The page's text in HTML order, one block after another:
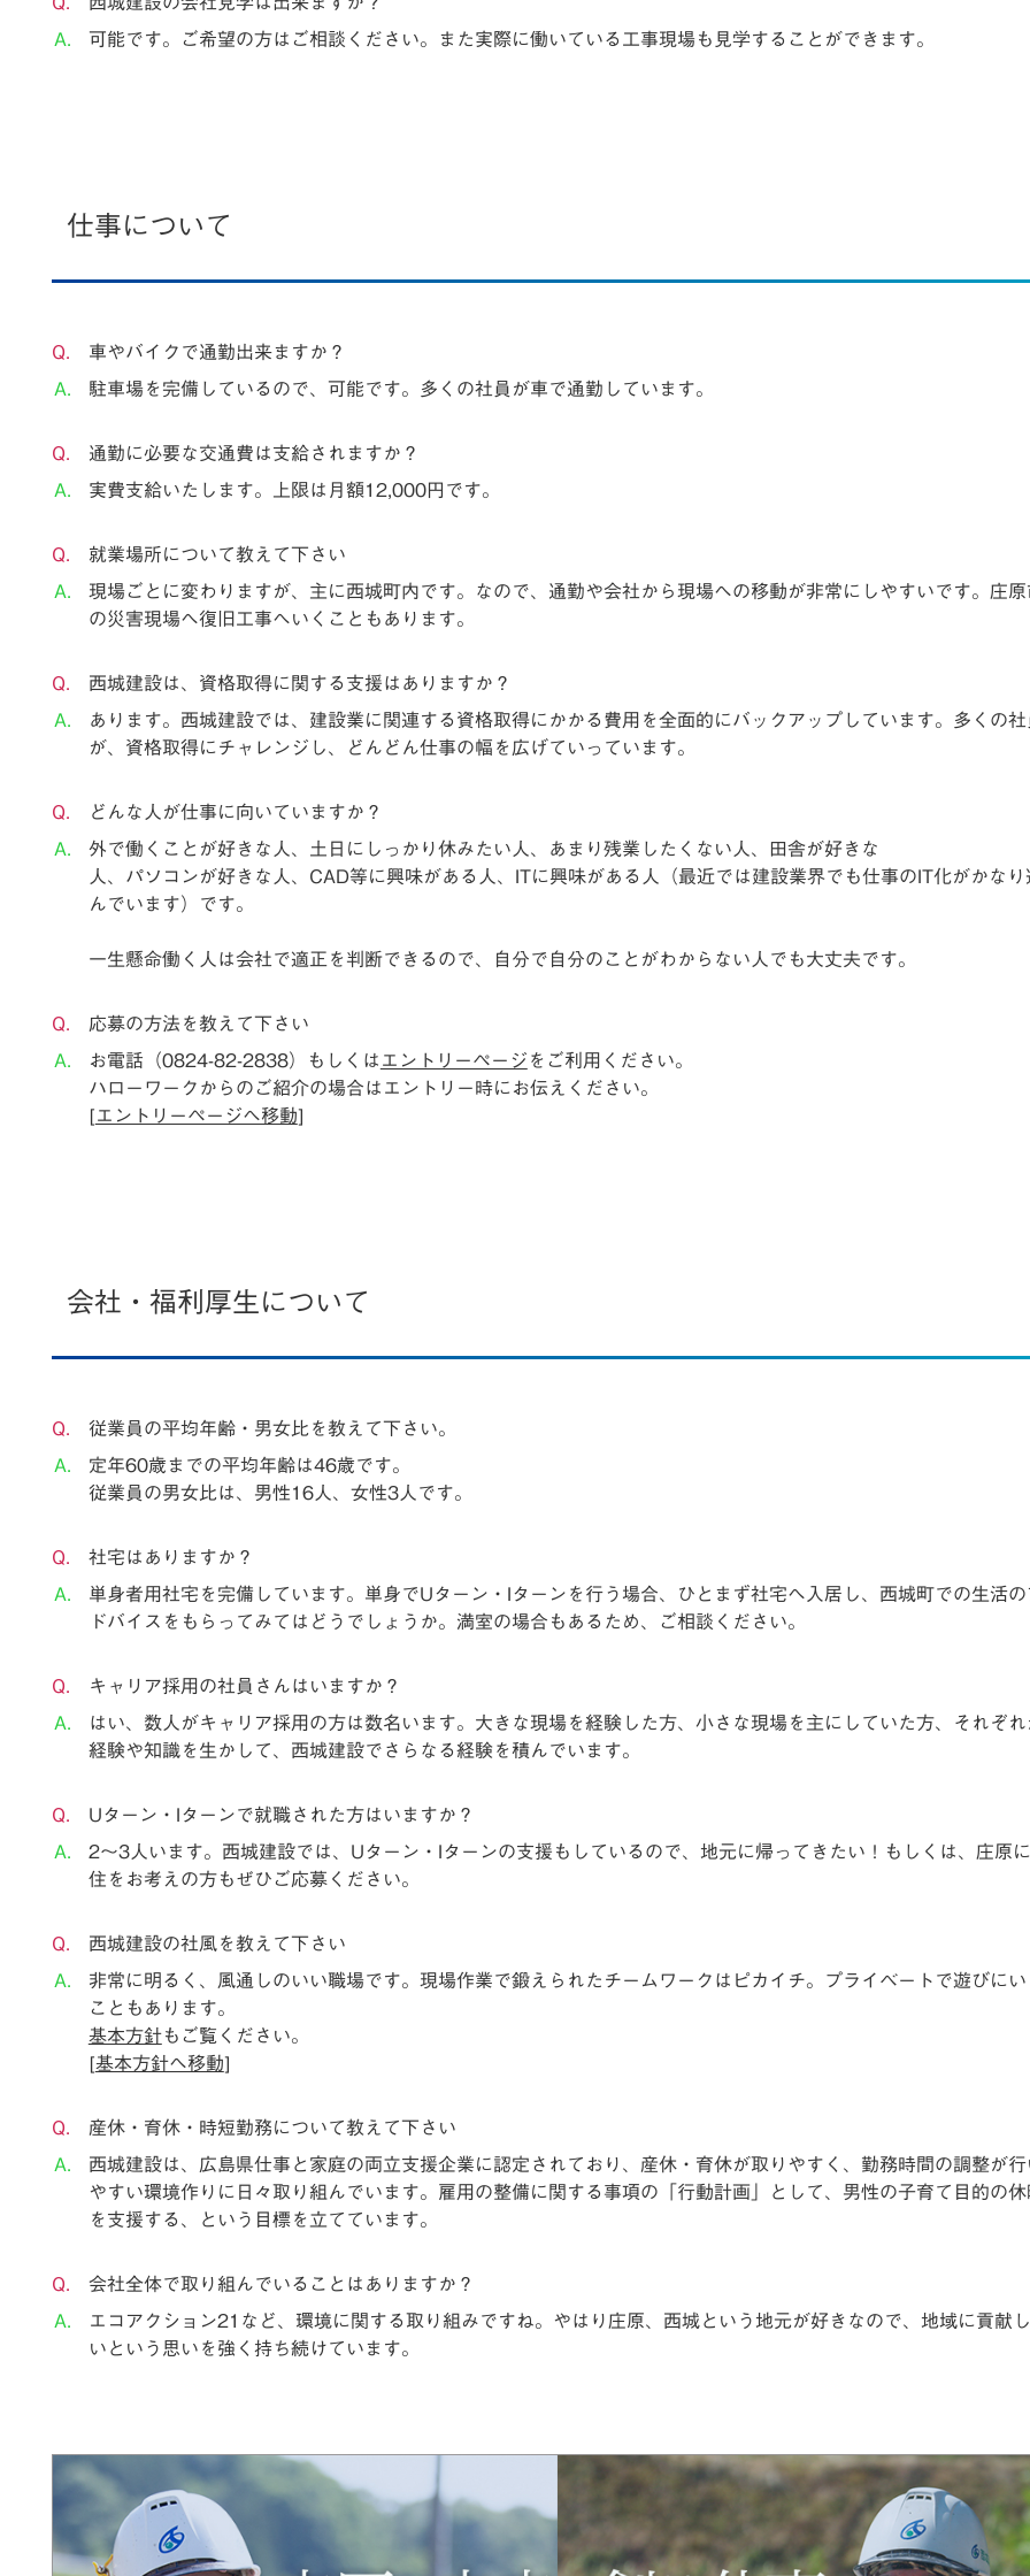
可能です。ご希望の方はご相談ください。また実際に働いている工事現場も見学することができます。
仕事について
車やバイクで通勤出来ますか？
駐車場を完備しているので、可能です。多くの社員が車で通勤しています。
通勤に必要な交通費は支給されますか？
実費支給いたします。上限は月額12,000円です。
就業場所について教えて下さい
現場ごとに変わりますが、主に西城町内です。なので、通勤や会社から現場への移動が非常にしやすいです。庄原
の災害現場へ復旧工事へいくこともあります。
西城建設は、資格取得に関する支援はありますか？
あります。西城建設では、建設業に関連する資格取得にかかる費用を全面的にバックアップしています。多くの社
が、資格取得にチャレンジし、どんどん仕事の幅を広げていっています。
どんな人が仕事に向いていますか？
外で働くことが好きな人、土日にしっかり休みたい人、あまり残業したくない人、田舎が好きな
人、パソコンが好きな人、CAD等に興味がある人、ITに興味がある人（最近では建設業界でも仕事のIT化がかなり
んでいます）です。
一生懸命働く人は会社で適正を判断できるので、自分で自分のことがわからない人でも大丈夫です。
応募の方法を教えて下さい
お電話（0824-82-2838）もしくは エントリーページ をご利用ください。
ハローワークからのご紹介の場合はエントリー時にお伝えください。
[エントリーページへ移動]
会社・福利厚生について
従業員の平均年齢・男女比を教えて下さい。
定年60歳までの平均年齢は46歳です。
従業員の男女比は、男性16人、女性3人です。
社宅はありますか？
単身者用社宅を完備しています。単身でUターン・Iターンを行う場合、ひとまず社宅へ入居し、西城町での生活の
ドバイスをもらってみてはどうでしょうか。満室の場合もあるため、ご相談ください。
キャリア採用の社員さんはいますか？
はい、数人がキャリア採用の方は数名います。大きな現場を経験した方、小さな現場を主にしていた方、それぞれ
経験や知識を生かして、西城建設でさらなる経験を積んでいます。
Uターン・Iターンで就職された方はいますか？
2～3人います。西城建設では、Uターン・Iターンの支援もしているので、地元に帰ってきたい！もしくは、庄原
住をお考えの方もぜひご応募ください。
西城建設の社風を教えて下さい
非常に明るく、風通しのいい職場です。現場作業で鍛えられたチームワークはピカイチ。プライベートで遊びにい
こともあります。
基本方針もご覧ください。
[基本方針へ移動]
産休・育休・時短勤務について教えて下さい
西城建設は、広島県仕事と家庭の両立支援企業に認定されており、産休・育休が取りやすく、勤務時間の調整が行
やすい環境作りに日々取り組んでいます。雇用の整備に関する事項の「行動計画」として、男性の子育て目的の休
を支援する、という目標を立てています。
会社全体で取り組んでいることはありますか？
エコアクション21など、環境に関する取り組みですね。やはり庄原、西城という地元が好きなので、地域に貢献
いという思いを強く持ち続けています。